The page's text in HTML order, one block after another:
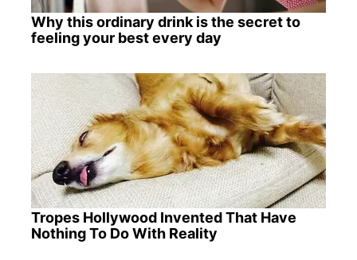
Why this ordinary drink is the secret to
feeling your best every day
Tropes Hollywood Invented That Have
Nothing To Do With Reality